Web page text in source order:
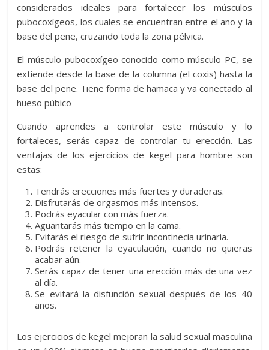
considerados ideales para fortalecer los músculos
pubocoxígeos, los cuales se encuentran entre el ano y la
base del pene, cruzando toda la zona pélvica.
El músculo pubocoxígeo conocido como músculo PC, se
extiende desde la base de la columna (el coxis) hasta la
base del pene. Tiene forma de hamaca y va conectado al
hueso púbico
Cuando aprendes a controlar este músculo y lo
fortaleces, serás capaz de controlar tu erección. Las
ventajas de los ejercicios de kegel para hombre son
estas:
Tendrás erecciones más fuertes y duraderas.
Disfrutarás de orgasmos más intensos.
Podrás eyacular con más fuerza.
Aguantarás más tiempo en la cama.
Evitarás el riesgo de sufrir incontinecia urinaria.
Podrás retener la eyaculación, cuando no quieras
acabar aún.
Serás capaz de tener una erección más de una vez
al día.
Se evitará la disfunción sexual después de los 40
años.
Los ejercicios de kegel mejoran la salud sexual masculina